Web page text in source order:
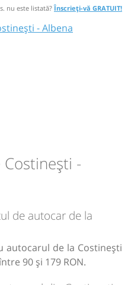
(12 comentarii)
ta
de autocare (vis-a-vis
Turistica)
L M M V
Cumpără
nu este listată?Înscrieți-vă GRATUIT!
- Albena
-
de autocar de la
autocarul de la Costinești
90 și 179 RON.